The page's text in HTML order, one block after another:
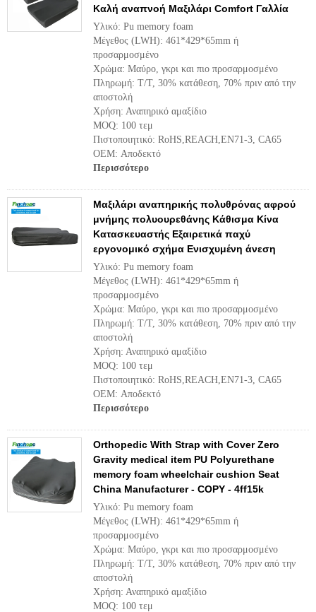
Καλή αναπνοή Μαξιλάρι Comfort Γαλλία
Υλικό: Pu memory foam
Μέγεθος (LWH): 461*429*65mm ή
προσαρμοσμένο
Χρώμα: Μαύρο, γκρι και πιο προσαρμοσμένο
Πληρωμή: T/T, 30% κατάθεση, 70% πριν από την
αποστολή
Χρήση: Αναπηρικό αμαξίδιο
MOQ: 100 τεμ
Πιστοποιητικό: RoHS,REACH,EN71-3, CA65
OEM: Αποδεκτό
Περισσότερο
Μαξιλάρι αναπηρικής πολυθρόνας αφρού
μνήμης πολυουρεθάνης Κάθισμα Κίνα
Κατασκευαστής Εξαιρετικά παχύ
εργονομικό σχήμα Ενισχυμένη άνεση
Υλικό: Pu memory foam
Μέγεθος (LWH): 461*429*65mm ή
προσαρμοσμένο
Χρώμα: Μαύρο, γκρι και πιο προσαρμοσμένο
Πληρωμή: T/T, 30% κατάθεση, 70% πριν από την
αποστολή
Χρήση: Αναπηρικό αμαξίδιο
MOQ: 100 τεμ
Πιστοποιητικό: RoHS,REACH,EN71-3, CA65
OEM: Αποδεκτό
Περισσότερο
Orthopedic With Strap with Cover Zero
Gravity medical item PU Polyurethane
memory foam wheelchair cushion Seat
China Manufacturer - COPY - 4ff15k
Υλικό: Pu memory foam
Μέγεθος (LWH): 461*429*65mm ή
προσαρμοσμένο
Χρώμα: Μαύρο, γκρι και πιο προσαρμοσμένο
Πληρωμή: T/T, 30% κατάθεση, 70% πριν από την
αποστολή
Χρήση: Αναπηρικό αμαξίδιο
MOQ: 100 τεμ